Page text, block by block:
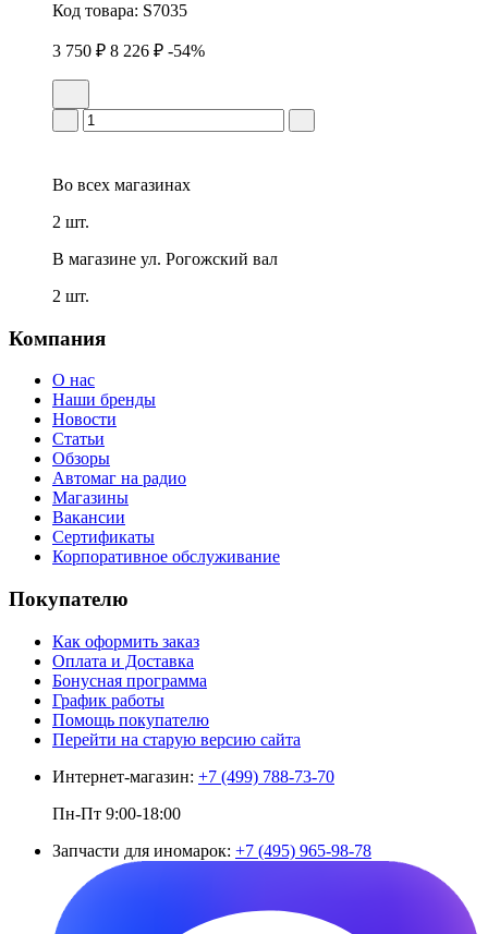
Код товара: S7035
3 750 ₽ 8 226 ₽ -54%
Во всех магазинах
2 шт.
В магазине ул. Рогожский вал
2 шт.
Компания
О нас
Наши бренды
Новости
Статьи
Обзоры
Автомаг на радио
Магазины
Вакансии
Сертификаты
Корпоративное обслуживание
Покупателю
Как оформить заказ
Оплата и Доставка
Бонусная программа
График работы
Помощь покупателю
Перейти на старую версию сайта
Интернет-магазин: +7 (499) 788-73-70
Пн-Пт 9:00-18:00
Запчасти для иномарок: +7 (495) 965-98-78